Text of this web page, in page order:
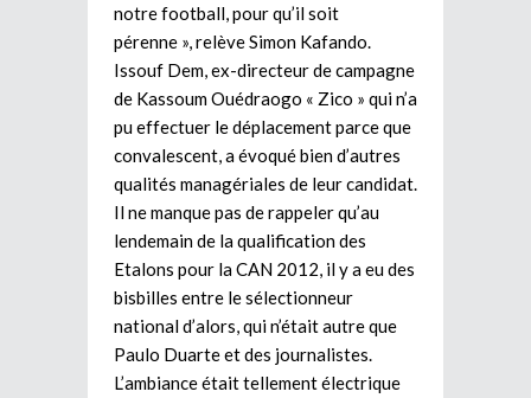
notre football, pour qu’il soit
pérenne », relève Simon Kafando.
Issouf Dem, ex-directeur de campagne
de Kassoum Ouédraogo « Zico » qui n’a
pu effectuer le déplacement parce que
convalescent, a évoqué bien d’autres
qualités managériales de leur candidat.
Il ne manque pas de rappeler qu’au
lendemain de la qualification des
Etalons pour la CAN 2012, il y a eu des
bisbilles entre le sélectionneur
national d’alors, qui n’était autre que
Paulo Duarte et des journalistes.
L’ambiance était tellement électrique